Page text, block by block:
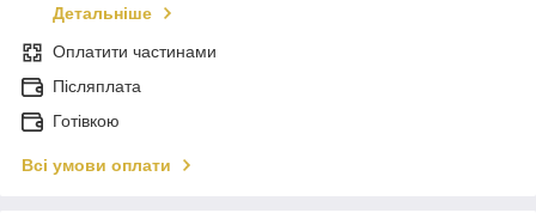
Детальніше
Оплатити частинами
Післяплата
Готівкою
Всі умови оплати